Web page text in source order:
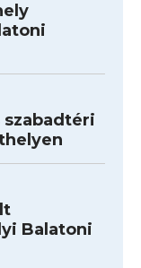
szabadtéri
Balatoni